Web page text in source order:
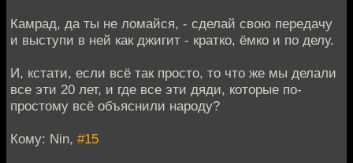
Камрад, да ты не ломайся, - сделай свою передачу
и выступи в ней как джигит - кратко, ёмко и по делу.
И, кстати, если всё так просто, то что же мы делали
все эти 20 лет, и где все эти дяди, которые по-
простому всё объяснили народу?
Кому: Nin, #15